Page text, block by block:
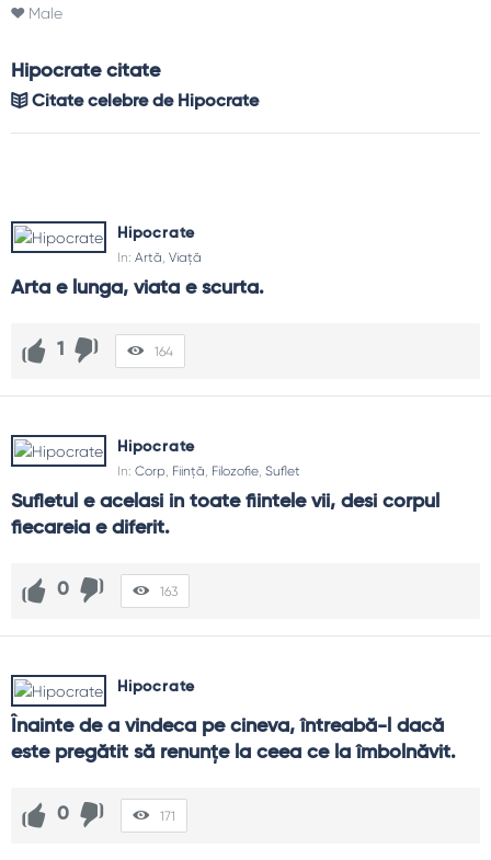
Male
Hipocrate citate
Citate celebre de Hipocrate
Hipocrate
In: Artă, Viață
Arta e lunga, viata e scurta.
1 164
Hipocrate
In: Corp, Ființă, Filozofie, Suflet
Sufletul e acelasi in toate fiintele vii, desi corpul
fiecareia e diferit.
0 163
Hipocrate
Înainte de a vindeca pe cineva, întreabă-l dacă
este pregătit să renunțe la ceea ce la îmbolnăvit.
0 171